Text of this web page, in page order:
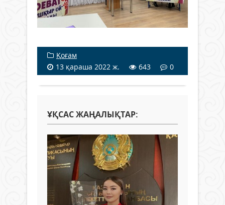
Қоғам
13 қараша 2022 ж.
643 0
ҰҚСАС ЖАҢАЛЫҚТАР: